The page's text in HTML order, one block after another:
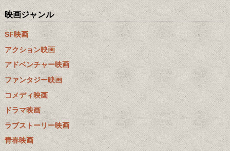
映画ジャンル
SF映画
アクション映画
アドベンチャー映画
ファンタジー映画
コメディ映画
ドラマ映画
ラブストーリー映画
青春映画